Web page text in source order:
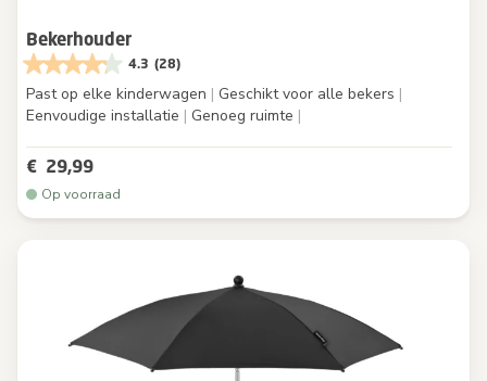
Bekerhouder
4.3 (28)
Past op elke kinderwagen | Geschikt voor alle bekers |
Eenvoudige installatie | Genoeg ruimte |
€ 29,99
Op voorraad